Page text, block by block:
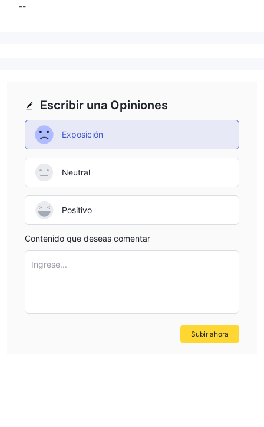
--
Escribir una Opiniones
Exposición
Neutral
Positivo
Contenido que deseas comentar
Ingrese...
Subir ahora